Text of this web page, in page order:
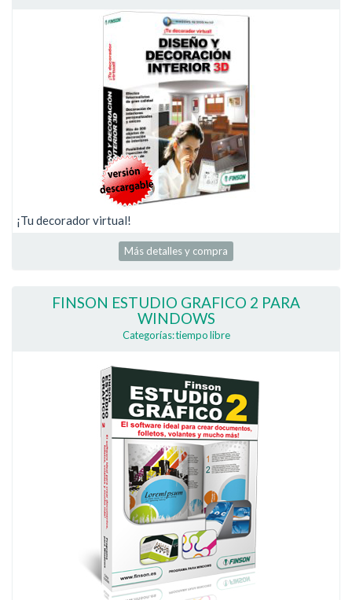
¡Tu decorador virtual!
Más detalles y compra
FINSON ESTUDIO GRAFICO 2 PARA
WINDOWS
Categorías: tiempo libre